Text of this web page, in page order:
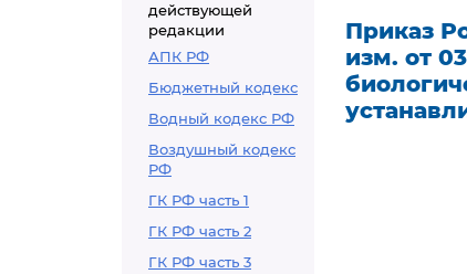
действующей
редакции
АПК РФ
Бюджетный кодекс
Водный кодекс РФ
Воздушный кодекс
РФ
ГК РФ часть 1
ГК РФ часть 2
ГК РФ часть 3
Приказ
изм. от